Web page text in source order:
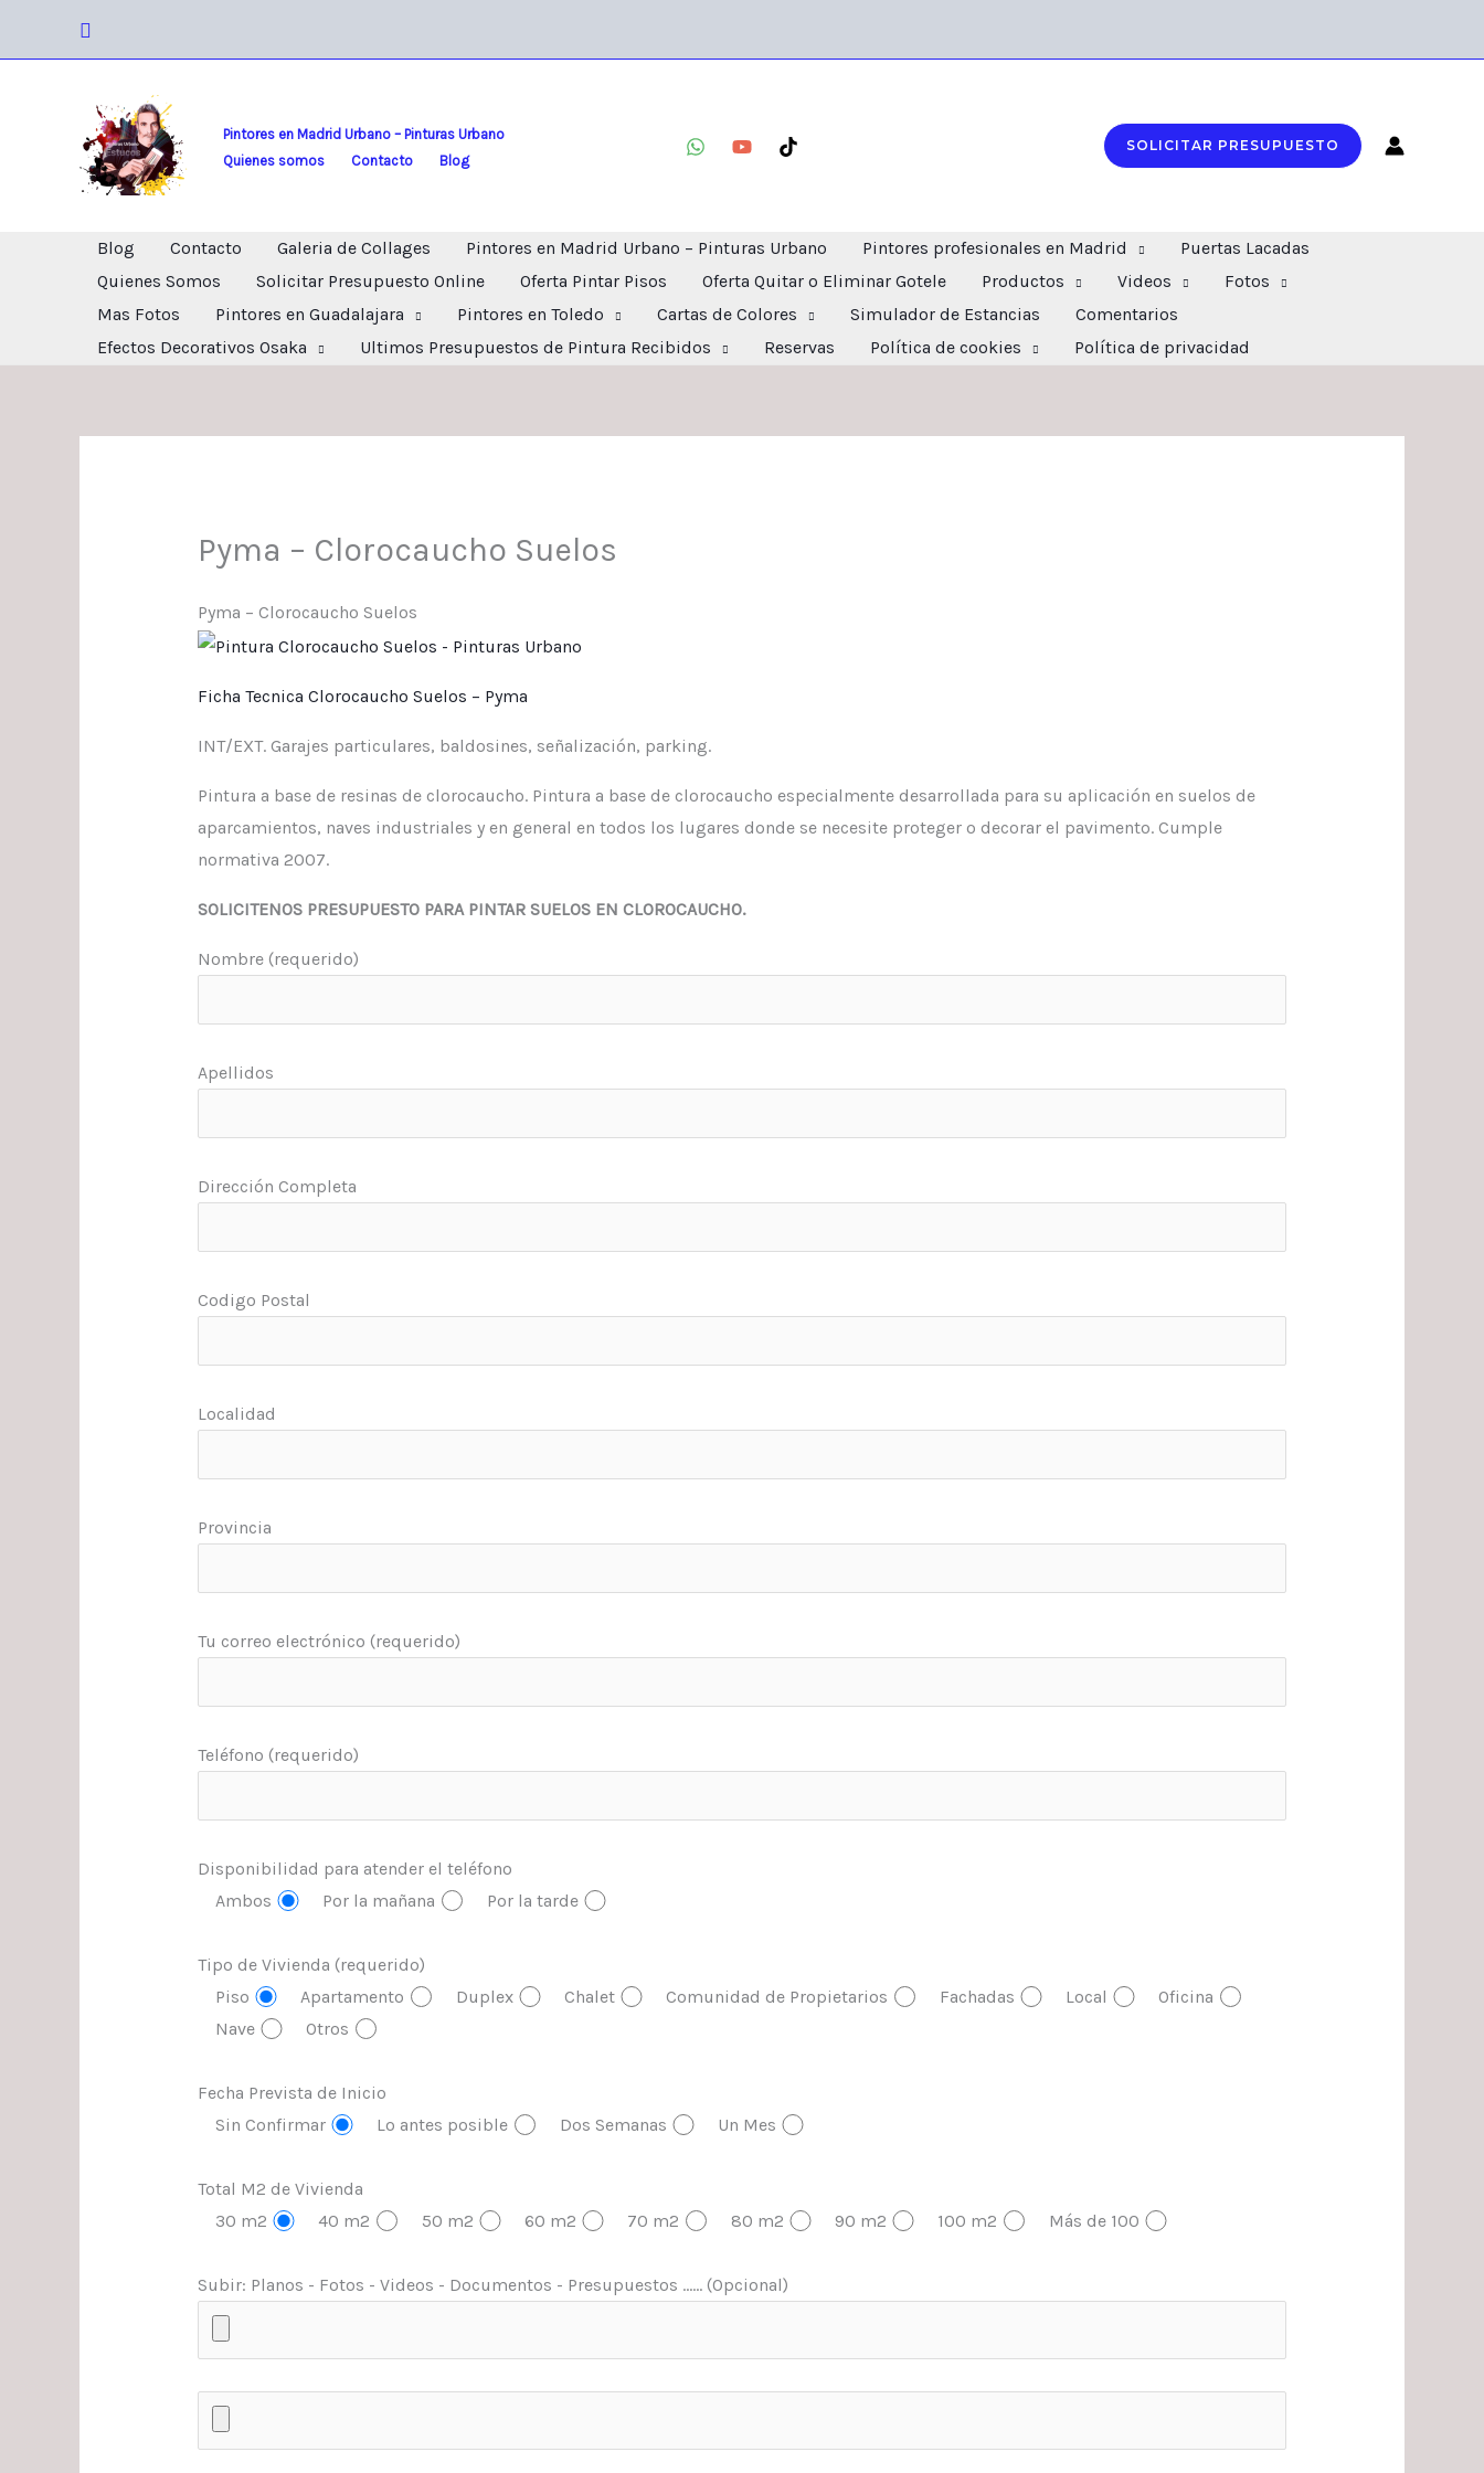
Buscar
Pintores en Madrid Urbano – Pinturas Urbano
Quienes somos
Contacto Blog
SOLICITAR PRESUPUESTO
Blog Contacto Galeria de Collages Pintores en Madrid Urbano – Pinturas Urbano Pintores profesionales en Madrid
Puertas Lacadas
Quienes Somos
Solicitar Presupuesto Online Oferta Pintar Pisos Oferta Quitar o Eliminar Gotele Productos Videos
Fotos
Mas Fotos
Pintores en Guadalajara Pintores en Toledo Cartas de Colores Simulador de Estancias
Comentarios
Efectos Decorativos Osaka
Ultimos Presupuestos de Pintura Recibidos Reservas Política de cookies Política de privacidad
Pyma – Clorocaucho Suelos
Pyma – Clorocaucho Suelos
Ficha Tecnica Clorocaucho Suelos – Pyma
INT/EXT. Garajes particulares, baldosines, señalización, parking.
Pintura a base de resinas de clorocaucho. Pintura a base de clorocaucho especialmente desarrollada para su aplicación en suelos de
aparcamientos, naves industriales y en general en todos los lugares donde se necesite proteger o decorar el pavimento. Cumple
normativa 2007.
SOLICITENOS PRESUPUESTO PARA PINTAR SUELOS EN CLOROCAUCHO.
Nombre (requerido)
Apellidos
Dirección Completa
Codigo Postal
Localidad
Provincia
Tu correo electrónico (requerido)
Teléfono (requerido)
Disponibilidad para atender el teléfono
Ambos
Por la mañana Por la tarde
Tipo de Vivienda (requerido)
Piso
Apartamento Duplex Chalet Comunidad de Propietarios Fachadas Local
Oficina
Nave
Otros
Fecha Prevista de Inicio
Sin Confirmar
Lo antes posible Dos Semanas Un Mes
Total M2 de Vivienda
30 m2
40 m2 50 m2 60 m2 70 m2 80 m2 90 m2 100 m2 Más de 100
Subir: Planos - Fotos - Videos - Documentos - Presupuestos ...... (Opcional)